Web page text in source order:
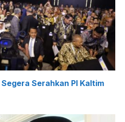
Serahkan PI Kaltim